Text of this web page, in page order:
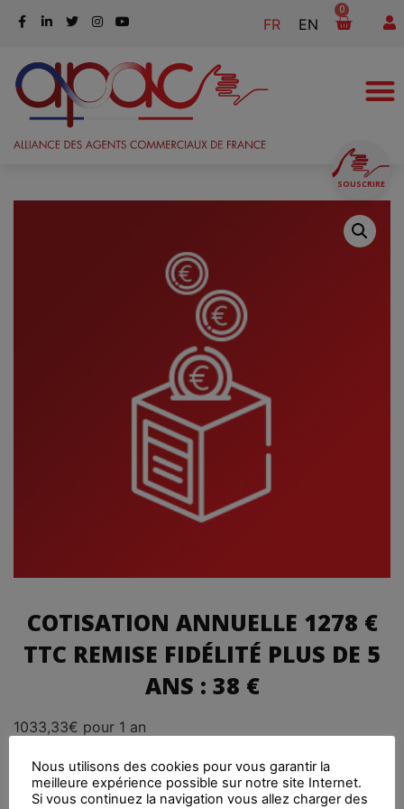
FR EN
0
SOUSCRIRE
COTISATION ANNUELLE 1278 €
TTC REMISE FIDÉLITÉ PLUS DE 5
ANS : 38 €
1033,33€ pour 1 an
Cotisation recette 110.001 € et plus.
Nous utilisons des cookies pour vous garantir la
meilleure expérience possible sur notre site Internet.
Si vous continuez la navigation vous allez charger des